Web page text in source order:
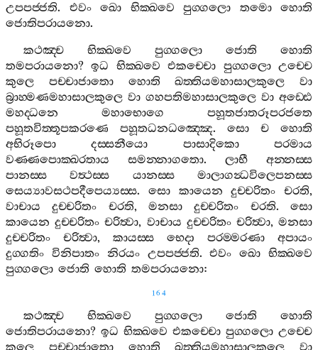
උපපජ‍්ජති. එවං ඛො භික‍්ඛවෙ පුග‍්ගලො තමො
හොති
ජොතිපරායනො.
කථඤ‍්ච
භික‍්ඛවෙ පුග‍්ගලො ජොති
හොති
තමපරායනො?ඉධ භික‍්ඛවෙ එකච‍්චො පුග‍්ගලො උච‍්චෙ
කුලෙ
පච‍්චාජාතො හොති ඛත‍්තියමහාසාලකුලෙ
වා
බ්‍රාහ‍්මණමහාසාලකුලෙ වා ගහපතිමහාසාලකුලෙ වා අඩ‍්ඪෙ
මහද‍්ධනෙ
මහාභොගෙ
පහූතජාතරූපරජතෙ
පහූතවිත‍්තූපකරණෙ
පහූතධනධඤ‍්ඤෙ. සො ච
හොති
අභිරූපො
දස‍්සනීයො පාසාදිකො
පරමාය
වණ‍්ණපොක‍්ඛරතාය
සමන‍්නාගතො. ලාභී
අන‍්නස‍්ස
පානස‍්ස
වත්‍ථස‍්ස යානස‍්ස
මාලාගන්‍ධවිලෙපනස‍්ස
සෙය්‍යාවසථපදීපෙය්‍යස‍්ස. සො කායෙන දුච‍්චරිතං චරති,
වාචාය
දුච‍්චරිතං චරති,මනසා දුච‍්චරිතං චරති.සො
කායෙන දුච‍්චරිතං චරිත්‍වා, වාචාය දුච‍්චරිතං චරිත්‍වා,මනසා
දුච‍්චරිතං
චරිත්‍වා, කායස‍්ස භෙදා පරම‍්මරණා
අපායං
දුග‍්ගතිං විනිපාතං නිරයං උපපජ‍්ජති.එවං ඛො භික‍්ඛවෙ
පුග‍්ගලො ජොති හොති තමපරායනො:
164
කථඤ‍්ච භික‍්ඛවෙ පුග‍්ගලො ජොති
හොති
ජොතිපරායනො? ඉධ භික‍්ඛවෙ එකච‍්චො පුග‍්ගලො උච‍්චෙ